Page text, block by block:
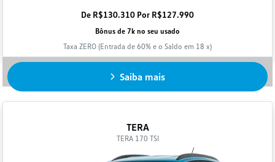
De R$130.310 Por R$127.990
Bônus de 7k no seu usado
Taxa ZERO (Entrada de 60% e o Saldo em 18 x)
Saiba mais
TERA
TERA 170 TSI